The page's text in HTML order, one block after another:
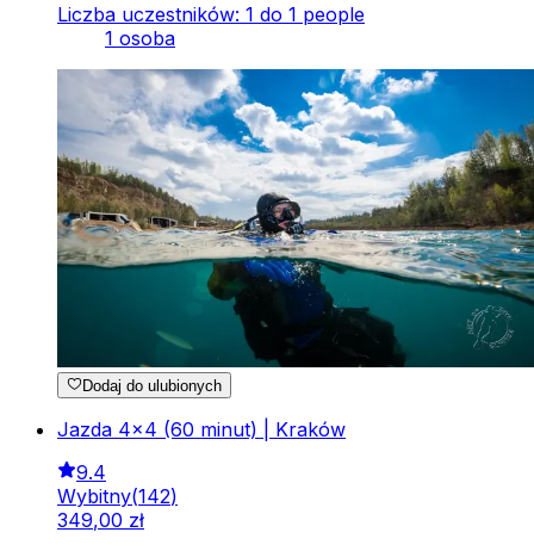
Liczba uczestników: 1 do 1 people
1 osoba
Dodaj do ulubionych
Jazda 4x4 (60 minut) | Kraków
9.4
Wybitny(142)
349,00 zł